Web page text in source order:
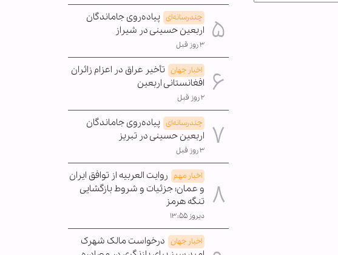
چندرسانه‌ای پیاده‌روی جاماندگان
اربعین حسینی در شیراز
۳ روز قبل
اخبار جهان تأخیر عراق در اعزام زائران
افغانستانی اربعین
۲ روز قبل
چندرسانه‌ای پیاده‌روی جاماندگان
اربعین حسینی در تبریز
۳ روز قبل
اخبار مهم روایت العربیه از توافق ایران
و عمان؛ جزئیات و شروط بازگشایی
تنگه هرمز
دیروز ۱۳:۵۵
اخبار جهان درخواست مالک شهرک